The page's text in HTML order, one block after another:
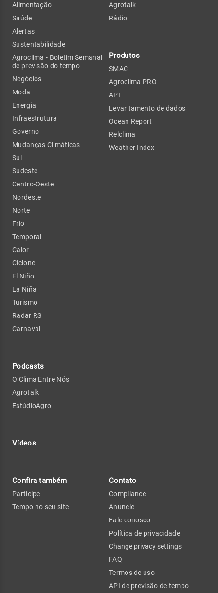
Alimentação
Saúde
Alertas
Sustentabilidade
Agroclima - Boletim Semanal
de previsão do tempo
Negócios
Moda
Energia
Infraestrutura
Governo
Mudanças Climáticas
Sul
Sudeste
Centro-Oeste
Nordeste
Norte
Frio
Temporal
Calor
Ciclone
El Niño
La Niña
Turismo
Radar RS
Carnaval
Podcasts
O Clima Entre Nós
Agrotalk
EstúdioAgro
Vídeos
Agrotalk
Rádio
Produtos
SMAC
Agroclima PRO
API
Levantamento de dados
Ocean Report
Relclima
Weather Index
Confira também
Participe
Tempo no seu site
Contato
Compliance
Anuncie
Fale conosco
Política de privacidade
Change privacy settings
FAQ
Termos de uso
API de previsão de tempo